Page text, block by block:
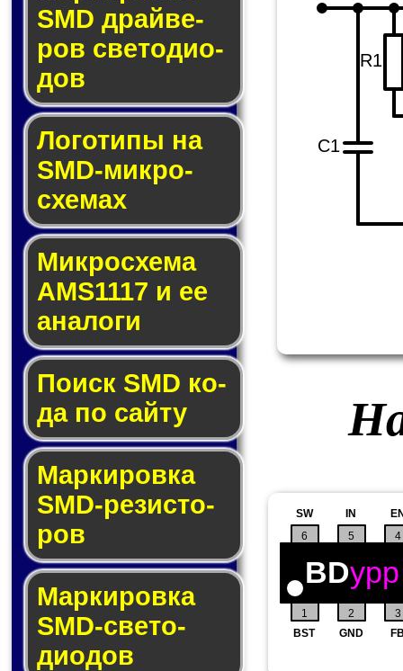
SMD драй­ве­
ров све­то­ди­о­
дов
Логотипы на
SMD-мик­ро­
схе­мах
Микросхема
AMS1117 и ее
ана­ло­ги
Поиск SMD ко­
да по сай­ту
Маркировка
SMD-ре­зис­то­
ров
Маркировка
SMD-све­то­
дио­дов
C1
R1
1 2 3
4
BST GND
IN
5
6
SW
BDypp